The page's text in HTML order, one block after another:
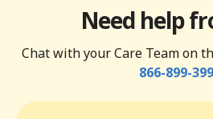
Need help
Chat with your Care Team on
866-899-